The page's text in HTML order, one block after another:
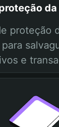
proteção
e